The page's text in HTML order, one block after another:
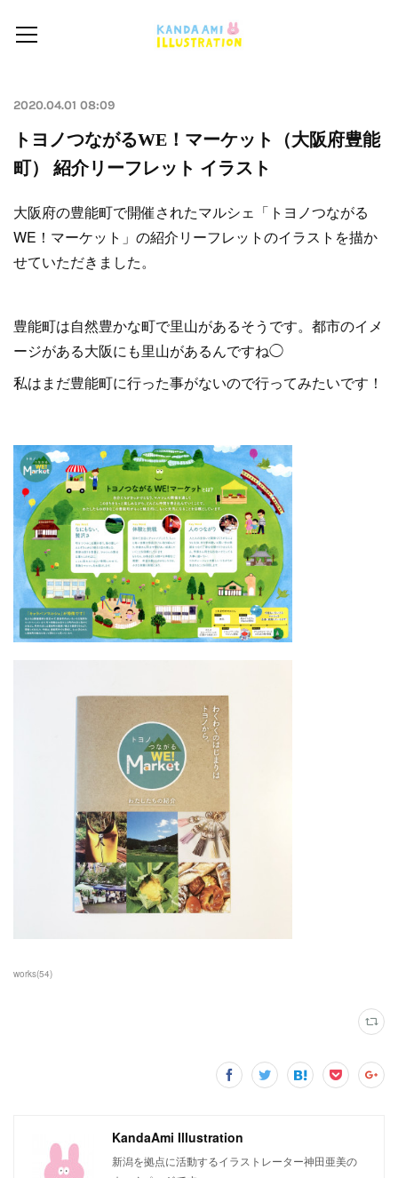
2020.04.01 08:09
トヨノつながるWE！マーケット（大阪府豊能
町） 紹介リーフレット イラスト
大阪府の豊能町で開催されたマルシェ「トヨノつながる
WE！マーケット」の紹介リーフレットのイラストを描か
せていただきました。
豊能町は自然豊かな町で里山があるそうです。都市のイメ
ージがある大阪にも里山があるんですね◯
私はまだ豊能町に行った事がないので行ってみたいです！
works(54)
KandaAmi Illustration
新潟を拠点に活動するイラストレーター神田亜美の